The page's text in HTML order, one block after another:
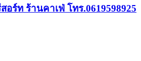
อร์ท ร้านคาเฟ่ โทร.0619598925